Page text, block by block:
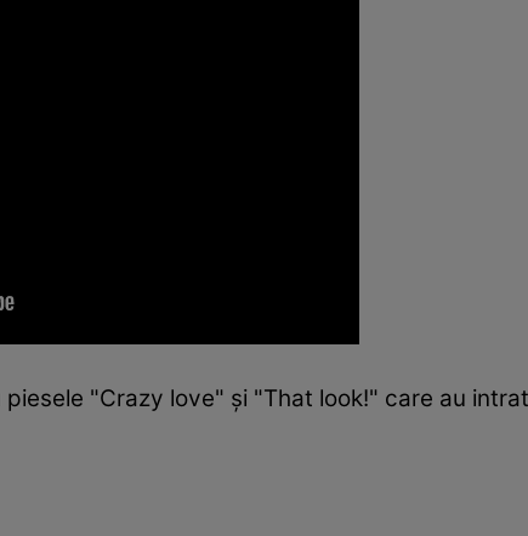
"Crazy love" şi "That look!" care au